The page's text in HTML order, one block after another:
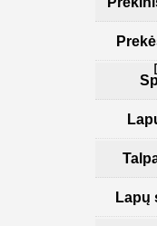
Lapų